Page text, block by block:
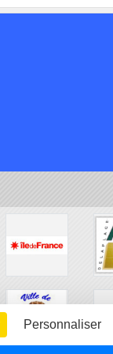
Personnaliser